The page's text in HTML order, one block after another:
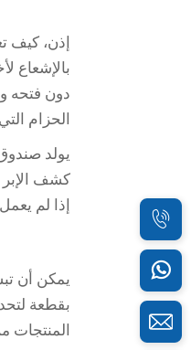
إذن، كيف
دون فتحه
الحزام
يولد
كشف الإبر
إذا لم
يمكن أن
بقطعة
المنتجات